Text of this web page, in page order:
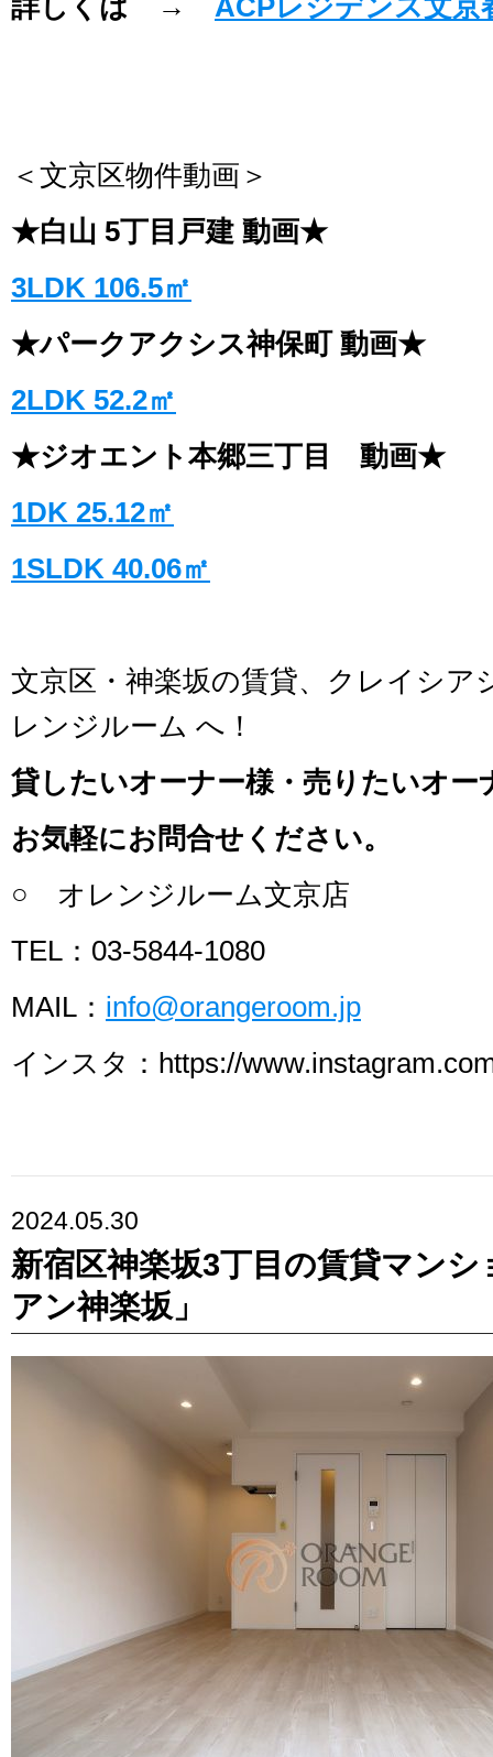
詳しくは → ACPレジデンス文京
＜文京区物件動画＞
★白山 5丁目戸建 動画★
3LDK 106.5㎡
★パークアクシス神保町 動画★
2LDK 52.2㎡
★ジオエント本郷三丁目 動画★
1DK 25.12㎡
1SLDK 40.06㎡
文京区・神楽坂の賃貸、クレイシア
レンジルーム へ！
貸したいオーナー様・売りたいオー
お気軽にお問合せください。
○ オレンジルーム文京店
TEL：03-5844-1080
MAIL： info@orangeroom.jp
インスタ：https://
2024.05.30
新宿区神楽坂3丁目の賃貸マン
アン神楽坂」